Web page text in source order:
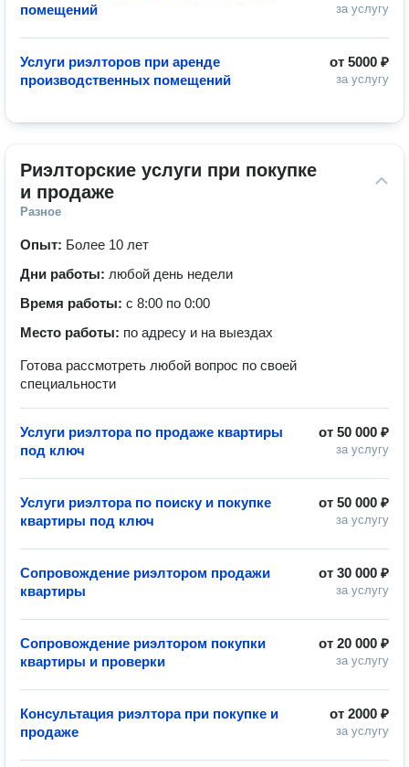
за услугу
помещений
от 5000 ₽
за услугу
Услуги риэлторов при аренде
производственных помещений
Риэлторские услуги при покупке
и продаже
Разное
Опыт: Более 10 лет
Дни работы: любой день недели
Время работы: с 8:00 по 0:00
Место работы: по адресу и на выездах
Готова рассмотреть любой вопрос по своей
специальности
от 50 000 ₽
за услугу
Услуги риэлтора по продаже квартиры
под ключ
от 50 000 ₽
за услугу
Услуги риэлтора по поиску и покупке
квартиры под ключ
от 30 000 ₽
за услугу
Сопровождение риэлтором продажи
квартиры
от 20 000 ₽
за услугу
Сопровождение риэлтором покупки
квартиры и проверки
от 2000 ₽
за услугу
Консультация риэлтора при покупке и
продаже